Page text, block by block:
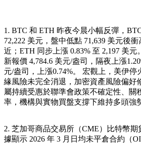
1. BTC 和 ETH 昨夜今晨小幅反彈，
72,222 美元，盤中低點 71,639 美元後
近；ETH 同步上漲 0.83% 至 2,197 美
新報價 4,784.6 美元/盎司，隔夜上漲
元/盎司，上漲0.74%。 宏觀上，美伊
緣風險未完全消退，加密資產風險偏好
屬持續受惠於聯準會政策不確定性、關
率，機構與實物買盤支撐下維持多頭強
2. 芝加哥商品交易所（CME）比特幣
據顯示 2026 年 3 月日均未平倉合約（